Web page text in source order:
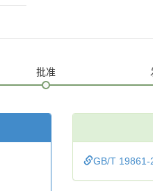
批准
GB/T 19861-